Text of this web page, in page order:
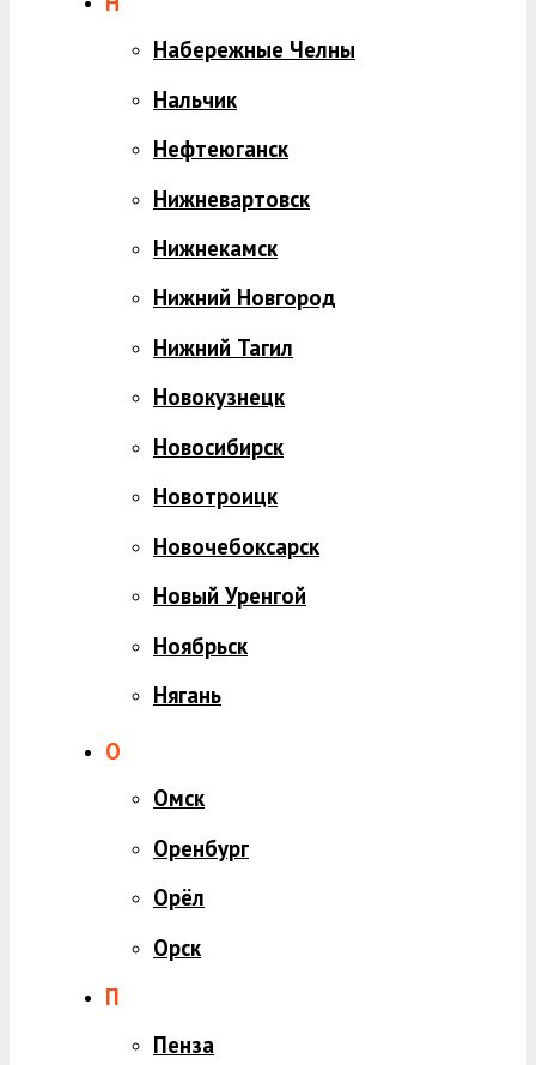
Набережные Челны
Нальчик
Нефтеюганск
Нижневартовск
Нижнекамск
Нижний Новгород
Нижний Тагил
Новокузнецк
Новосибирск
Новотроицк
Новочебоксарск
Новый Уренгой
Ноябрьск
Нягань
О
Омск
Оренбург
Орёл
Орск
П
Пенза